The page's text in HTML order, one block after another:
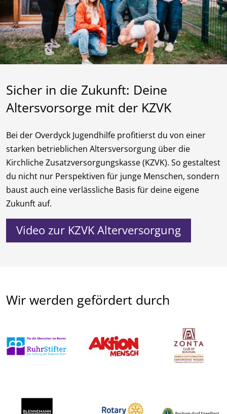
Sicher in die Zukunft: Deine
Altersvorsorge mit der KZVK
Bei der Overdyck Jugendhilfe profitierst du von einer
starken betrieblichen Altersversorgung über die
Kirchliche Zusatzversorgungskasse (KZVK). So gestaltest
du nicht nur Perspektiven für junge Menschen, sondern
baust auch eine verlässliche Basis für deine eigene
Zukunft auf.
Video zur KZVK Alterversorgung
Wir werden gefördert durch